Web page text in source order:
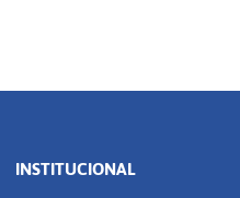
INSTITUCIONAL